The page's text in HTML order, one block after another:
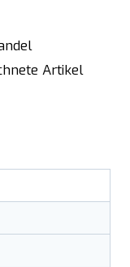
Artikel